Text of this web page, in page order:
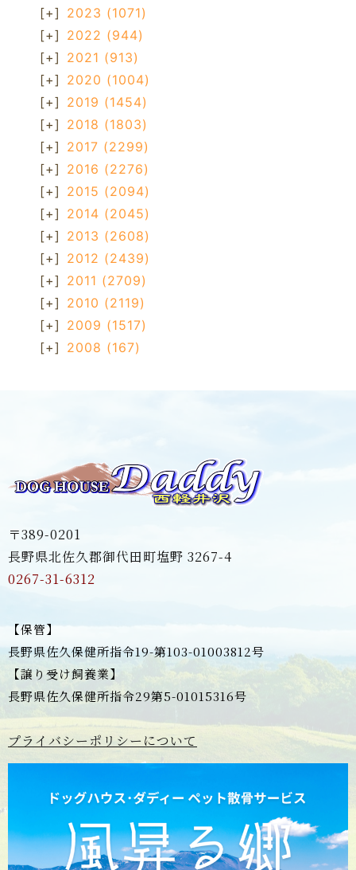
[+] 2023 (1071)
[+] 2022 (944)
[+] 2021 (913)
[+] 2020 (1004)
[+] 2019 (1454)
[+] 2018 (1803)
[+] 2017 (2299)
[+] 2016 (2276)
[+] 2015 (2094)
[+] 2014 (2045)
[+] 2013 (2608)
[+] 2012 (2439)
[+] 2011 (2709)
[+] 2010 (2119)
[+] 2009 (1517)
[+] 2008 (167)
〒389-0201
長野県北佐久郡御代田町塩野 3267-4
0267-31-6312
【保管】
長野県佐久保健所指令19-第103-01003812号
【譲り受け飼養業】
長野県佐久保健所指令29第5-01015316号
プライバシーポリシーについて